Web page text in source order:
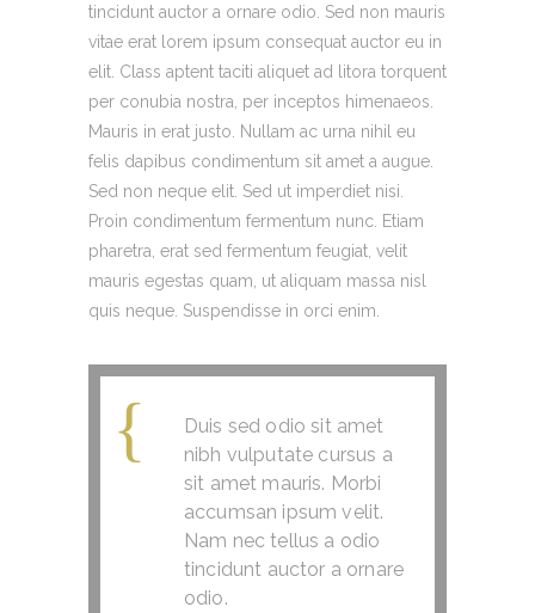
tincidunt auctor a ornare odio. Sed non mauris
vitae erat lorem ipsum consequat auctor eu in
elit. Class aptent taciti aliquet ad litora torquent
per conubia nostra, per inceptos himenaeos.
Mauris in erat justo. Nullam ac urna nihil eu
felis dapibus condimentum sit amet a augue.
Sed non neque elit. Sed ut imperdiet nisi.
Proin condimentum fermentum nunc. Etiam
pharetra, erat sed fermentum feugiat, velit
mauris egestas quam, ut aliquam massa nisl
quis neque. Suspendisse in orci enim.
Duis sed odio sit amet
nibh vulputate cursus a
sit amet mauris. Morbi
accumsan ipsum velit.
Nam nec tellus a odio
tincidunt auctor a ornare
odio.